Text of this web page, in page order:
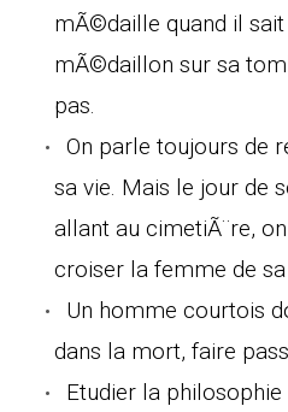
mÃ©daille quand il
mÃ©daillon sur sa
pas.
On parle toujours de
sa vie. Mais le jour de
allant au cimetiÃ¨re,
croiser la femme de
Un homme courtois
dans la mort, faire
Etudier la